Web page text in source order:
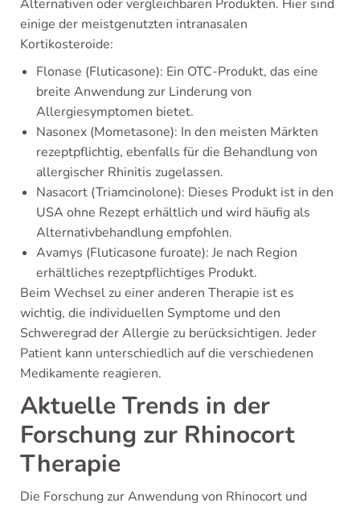
Alternativen oder vergleichbaren Produkten. Hier sind
einige der meistgenutzten intranasalen
Kortikosteroide:
Flonase (Fluticasone): Ein OTC-Produkt, das eine
breite Anwendung zur Linderung von
Allergiesymptomen bietet.
Nasonex (Mometasone): In den meisten Märkten
rezeptpflichtig, ebenfalls für die Behandlung von
allergischer Rhinitis zugelassen.
Nasacort (Triamcinolone): Dieses Produkt ist in den
USA ohne Rezept erhältlich und wird häufig als
Alternativbehandlung empfohlen.
Avamys (Fluticasone furoate): Je nach Region
erhältliches rezeptpflichtiges Produkt.
Beim Wechsel zu einer anderen Therapie ist es
wichtig, die individuellen Symptome und den
Schweregrad der Allergie zu berücksichtigen. Jeder
Patient kann unterschiedlich auf die verschiedenen
Medikamente reagieren.
Aktuelle Trends in der
Forschung zur Rhinocort
Therapie
Die Forschung zur Anwendung von Rhinocort und